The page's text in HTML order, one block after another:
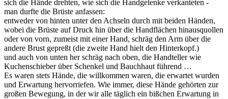
sich die Hände drehten, wie sich die Handgelenke verkanteten -
man durfte die Brüste anfassen:
entweder von hinten unter den Achseln durch mit beiden Händen,
wobei die Brüste auf Druck hin über die Handflächen hinausquollen
oder von vorn, zumeist mit einer Hand, schräg den Arm über die
andere Brust gepreßt (die zweite Hand hielt den Hinterkopf.)
und auch von unten her schräg nach oben, die Handteller wie
Kuchenschieber über Schenkel und Bauchhaut führend …
Es waren stets Hände, die willkommen waren, die erwartet wurden
und Erwartung hervorriefen. Wie immer, diese Hände gehörten zur
großen Bewegung, in der wir alle täglich ein bißchen Erwartung in